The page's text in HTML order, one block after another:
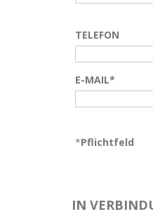
TELEFON
E-MAIL*
*Pflichtfeld
IN